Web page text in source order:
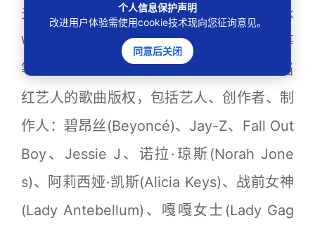
夫·金(Wyclef Jean)、汉克·威廉姆斯(Hank
Williams)和史蒂夫·旺德(Stevie Wonder)等
等。近些年来，索尼/ATV也持续签下了最当
红艺人的歌曲版权，包括艺人、创作者、制
作人：碧昂丝(Beyoncé)、Jay-Z、Fall Out
Boy、Jessie J、诺拉·琼斯(Norah Jone
s)、阿莉西娅·凯斯(Alicia Keys)、战前女神
(Lady Antebellum)、嘎嘎女士(Lady Gag
个人信息保护声明
改进用户体验需使用cookie技术现向您征询意见。
同意后关闭